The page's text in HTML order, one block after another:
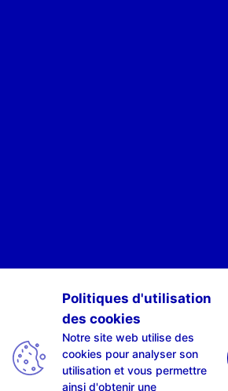
POUR ÊTRE INFORMÉ·E·S DES ACTIVITÉS
S'INSCRIRE À NOTRE NEWSLETTE-R
Politiques d'utilisation
des cookies
Notre site web utilise des
cookies pour analyser son
utilisation et vous permettre
ainsi d'obtenir une